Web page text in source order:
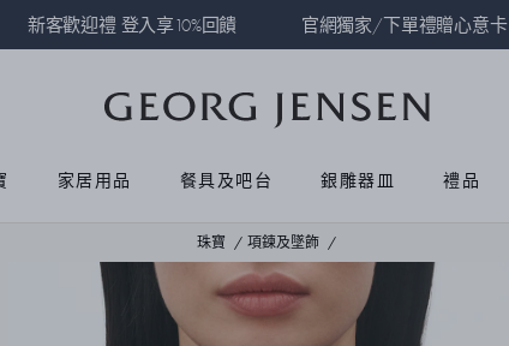
新客歡迎禮 登入享10%回饋 官網獨家/下單禮贈心意卡
家居用品 餐具及吧台 銀雕器皿 禮品
珠寶 項鍊及墜飾